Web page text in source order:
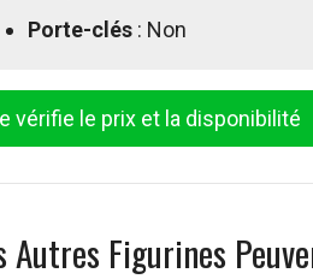
Porte-clés : Non
vérifie le prix et la disponibilité
Autres Figurines